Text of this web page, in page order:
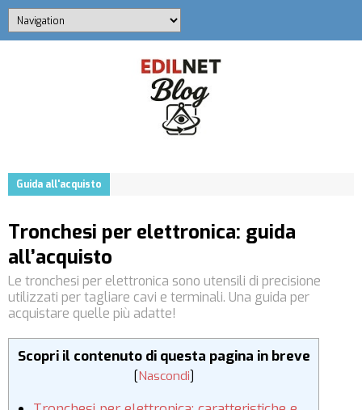
Guida all'acquisto
Tronchesi per elettronica: guida
all’acquisto
Le tronchesi per elettronica sono utensili di precisione
utilizzati per tagliare cavi e terminali. Una guida per
acquistare quelle più adatte!
Scopri il contenuto di questa pagina in breve
[Nascondi]